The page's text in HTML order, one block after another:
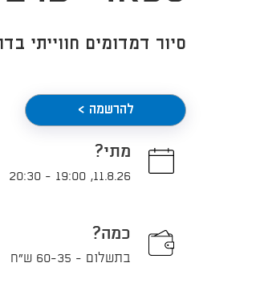
סיור דמדומים חווייתי
להרשמה >
מתי?
11.8.26
,
19:00
-
20:30
כמה?
בתשלום - 60-35 ש"ח